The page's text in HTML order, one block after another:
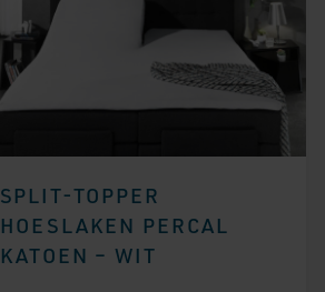
SPLIT-TOPPER
HOESLAKEN PERCAL
KATOEN – WIT